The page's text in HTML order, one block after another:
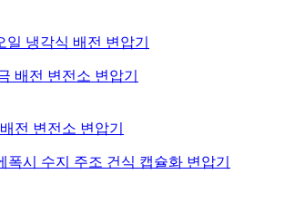
일 냉각식 배전 변압기
전 변전소 변압기